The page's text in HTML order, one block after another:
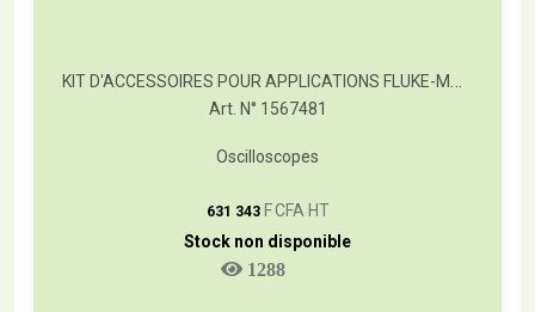
KIT D'ACCESSOIRES POUR APPLICATIONS FLUKE-MA190
Art. N° 1567481
Oscilloscopes
631 343 F CFA HT
Stock non disponible
1288